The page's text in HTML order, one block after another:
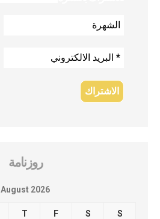
روزنامة
August 2026
T F S S